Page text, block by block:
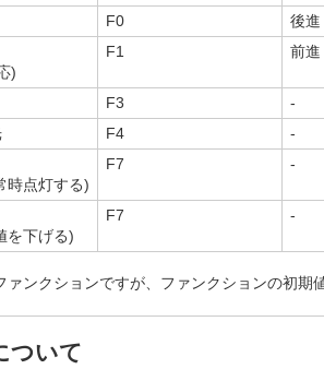
F0 後進
)
F1 前進
F3 -
F4
-
時点灯する)
F7 -
を下げる)
F7 -
ンクションですが、ファンクションの初期
ついて